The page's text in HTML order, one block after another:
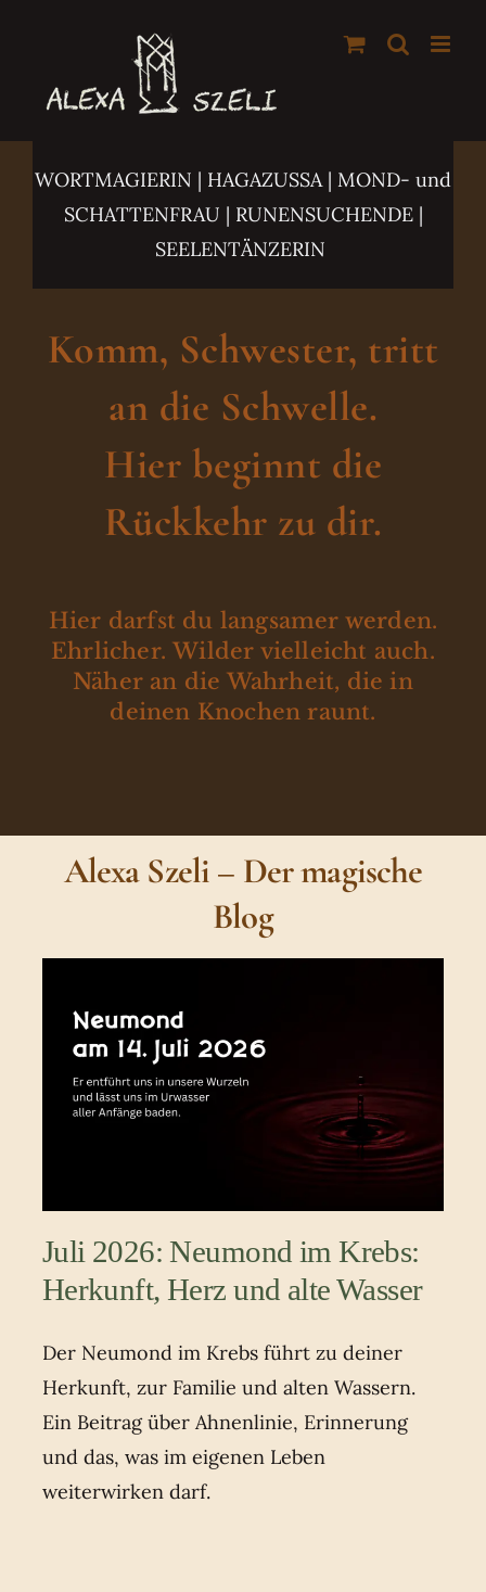
springen
WORTMAGIERIN | HAGAZUSSA | MOND- und
SCHATTENFRAU | RUNENSUCHENDE |
SEELENTÄNZERIN
Komm, Schwester, tritt
an die Schwelle.
Hier beginnt die
Rückkehr zu dir.
Hier darfst du langsamer werden.
Ehrlicher. Wilder vielleicht auch.
Näher an die Wahrheit, die in
deinen Knochen raunt.
Alexa Szeli – Der magische
Blog
Juli 2026: Neumond im Krebs:
Herkunft, Herz und alte Wasser
Der Neumond im Krebs führt zu deiner
Herkunft, zur Familie und alten Wassern.
Ein Beitrag über Ahnenlinie, Erinnerung
und das, was im eigenen Leben
weiterwirken darf.